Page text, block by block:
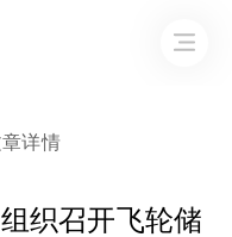
详情
织召开飞轮储